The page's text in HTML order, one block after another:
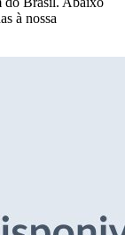
à nossa